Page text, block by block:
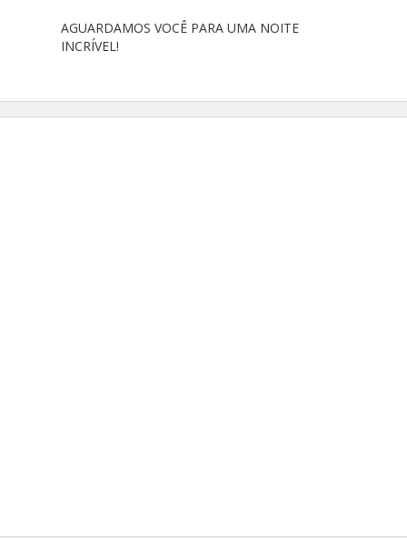
AGUARDAMOS VOCÊ PARA UMA NOITE
INCRÍVEL!